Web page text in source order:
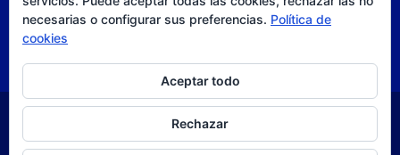
»Leer más
© AEFA| Agencia DISEO |Posicionamiento SEO|
necesarias o configurar sus preferencias. Política de
cookies
Aceptar todo
Rechazar